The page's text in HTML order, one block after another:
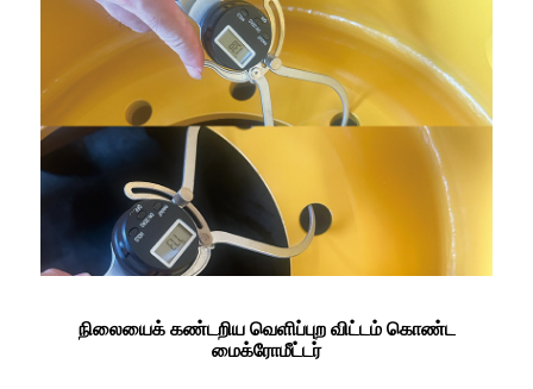
நிலையைக் கண்டறிய வெளிப்புற விட்டம் கொண்ட
மைக்ரோமீட்டர்